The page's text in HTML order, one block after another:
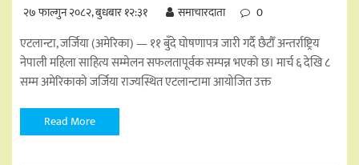
२७ फाल्गुन २०८२, बुधबार १२:३१ समाचारदाता 0
एटलान्टा, जर्जिया (अमेरिका) — ११ बुँदे घोषणापत्र जारी गर्दै छैटौँ अन्तर्राष्ट्रिय
नेपाली महिला साहित्य सम्मेलन सफलतापूर्वक सम्पन्न भएको छ। मार्च ६ देखि ८
सम्म अमेरिकाको जर्जिया राज्यस्थित एटलान्टामा आयोजित उक्त
Read More